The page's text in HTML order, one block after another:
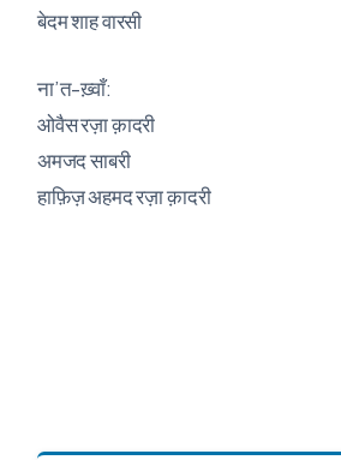
बेदम शाह वारसी
ना’त-ख़्वाँ:
ओवैस रज़ा क़ादरी
अमजद साबरी
हाफ़िज़ अहमद रज़ा क़ादरी